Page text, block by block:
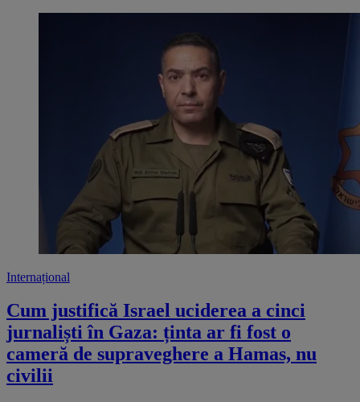
Internațional
Cum justifică Israel uciderea a cinci
jurnaliști în Gaza: ținta ar fi fost o
cameră de supraveghere a Hamas, nu
civilii